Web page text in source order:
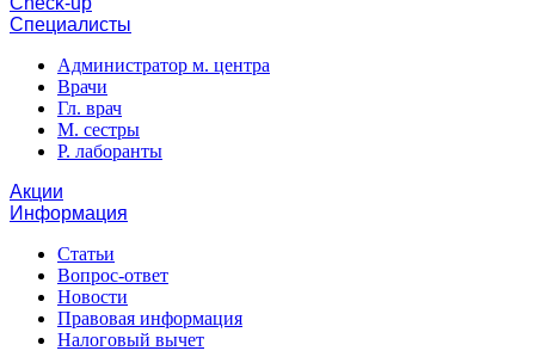
Специалисты
Администратор м. центра
Врачи
Гл. врач
М. сестры
Р. лаборанты
Акции
Информация
Статьи
Вопрос-ответ
Новости
Правовая информация
Налоговый вычет